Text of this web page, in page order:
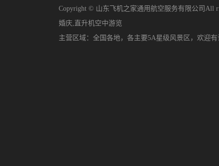
Copyright © 山东飞机之家通用航空服务有限公司All
婚庆, 直升机空中游览
主营区域： 全国各地，各主要5A星级风景区，欢迎